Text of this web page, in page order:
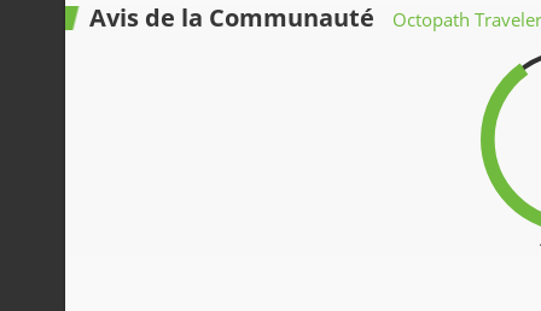
Avis de la Communauté Octopath Traveler